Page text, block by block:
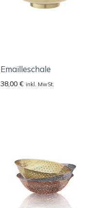
Emailleschale
38,00€ inkl. MwSt.